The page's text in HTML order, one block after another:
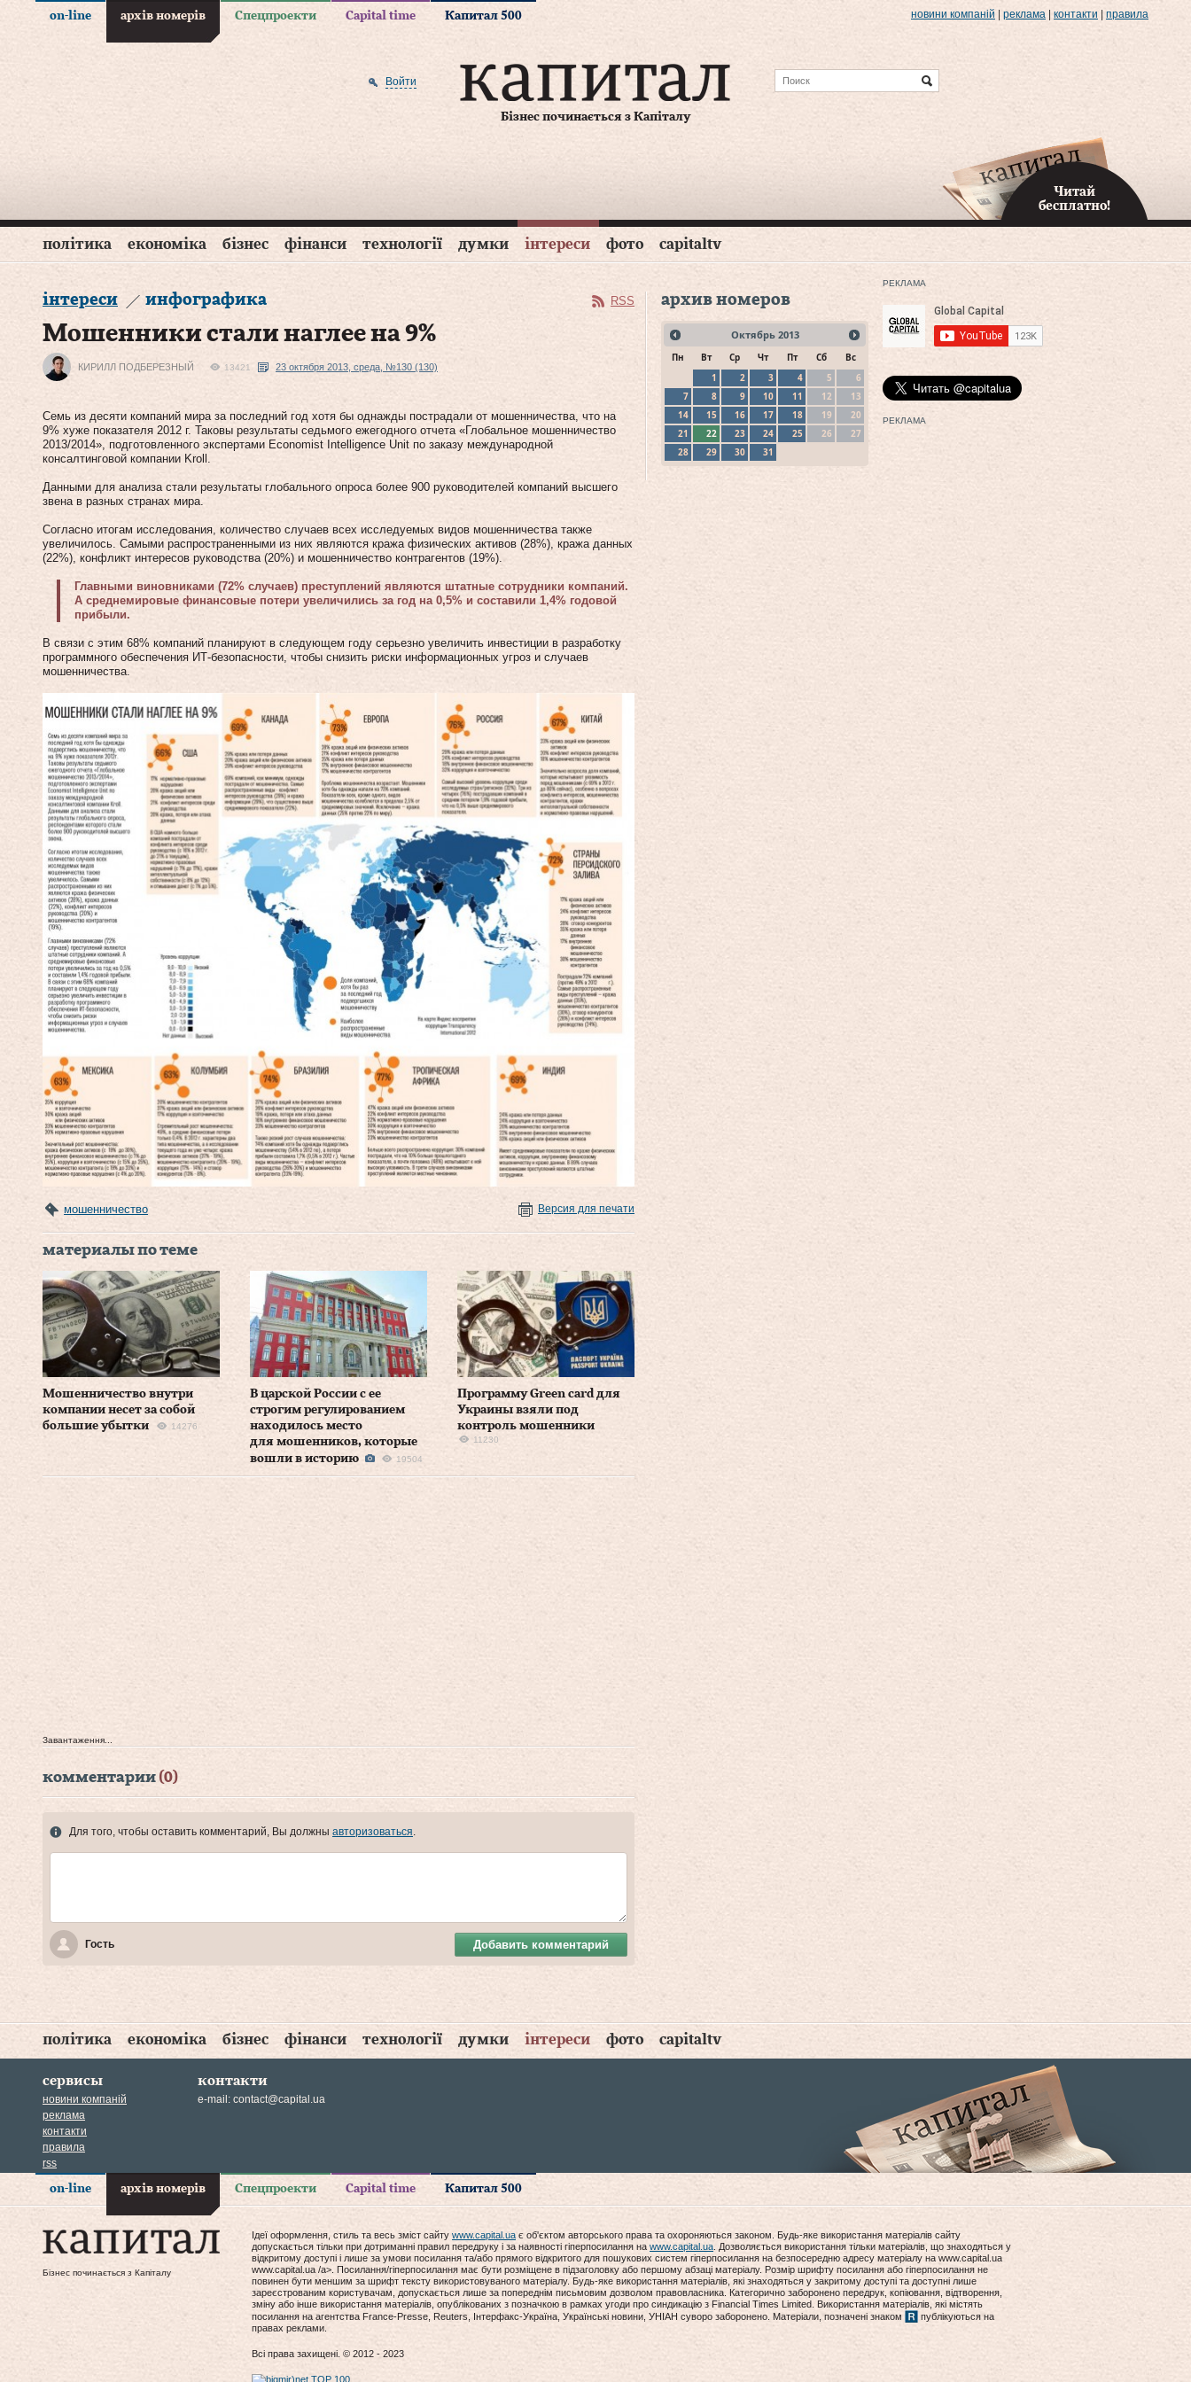
on-line архів номерів Спецпроекти Capital time Капитал 500 новини компаній реклама контакти правила
Бізнес починається з Капіталу
Войти
Читай
бесплатно!
політика економіка бізнес фінанси технології думки інтереси фото capitaltv
інтереси инфографика RSS
Мошенники стали наглее на 9%
КИРИЛЛ ПОДБЕРЕЗНЫЙ 13421 23 октября 2013, среда, №130 (130)
Семь из десяти компаний мира за последний год хотя бы однажды пострадали от мошенничества, что на
9% хуже показателя 2012 г. Таковы результаты седьмого ежегодного отчета «Глобальное мошенничество
2013/2014», подготовленного экспертами Economist Intelligence Unit по заказу международной
консалтинговой компании Kroll.
Данными для анализа стали результаты глобального опроса более 900 руководителей компаний высшего
звена в разных странах мира.
Согласно итогам исследования, количество случаев всех исследуемых видов мошенничества также
увеличилось. Самыми распространенными из них являются кража физических активов (28%), кража данных
(22%), конфликт интересов руководства (20%) и мошенничество контрагентов (19%).
Главными виновниками (72% случаев) преступлений являются штатные сотрудники компаний.
А среднемировые финансовые потери увеличились за год на 0,5% и составили 1,4% годовой
прибыли.
В связи с этим 68% компаний планируют в следующем году серьезно увеличить инвестиции в разработку
программного обеспечения ИТ-безопасности, чтобы снизить риски информационных угроз и случаев
мошенничества.
мошенничество Версия для печати
материалы по теме
Мошенничество внутри
компании несет за собой
большие убытки
14276
В царской России с ее
строгим регулированием
находилось место
для мошенников, которые
вошли в историю
19504
Программу Green card для
Украины взяли под
контроль мошенники
11230
Завантаження...
комментарии (0)
Для того, чтобы оставить комментарий, Вы должны авторизоваться.
Гость Добавить комментарий
архив номеров
Октябрь 2013
Пн Вт Ср Чт Пт Сб
Вс
1
2 3 4 5
6
7
8 9 10 11 12
13
14
15 16 17 18 19
20
21
22 23 24 25 26
27
28
29 30 31
РЕКЛАМА
РЕКЛАМА
політика економіка бізнес фінанси технології думки інтереси фото capitaltv
сервисы
новини компаній
реклама
контакти
правила
rss
контакти
e-mail: contact@capital.ua
on-line архів номерів Спецпроекти Capital time Капитал 500
Бізнес починається з Капіталу
Ідеї оформлення, стиль та весь зміст сайту www.capital.ua є об'єктом авторського права та охороняються законом. Будь-яке використання матеріалів сайту
допускається тільки при дотриманні правил передруку і за наявності гіперпосилання на www.capital.ua . Дозволяється використання тільки матеріалів, що знаходяться у
відкритому доступі і лише за умови посилання та/або прямого відкритого для пошукових систем гіперпосилання на безпосередню адресу матеріалу на www.capital.ua
www.capital.ua /a>. Посилання/гіперпосилання має бути розміщене в підзаголовку або першому абзаці матеріалу. Розмір шрифту посилання або гіперпосилання не
повинен бути меншим за шрифт тексту використовуваного матеріалу. Будь-яке використання матеріалів, які знаходяться у закритому доступі та доступні лише
зареєстрованим користувачам, допускається лише за попереднім письмовим дозволом правовласника. Категорично заборонено передрук, копіювання, відтворення,
зміну або інше використання матеріалів, опублікованих з позначкою в рамках угоди про синдикацію з Financial Times Limited. Використання матеріалів, які містять
посилання на агентства France-Presse, Reuters, Інтерфакс-Україна, Українські новини, УНІАН суворо заборонено. Матеріали, позначені знаком
публікуються на
правах реклами.
Всі права захищені. © 2012 - 2023